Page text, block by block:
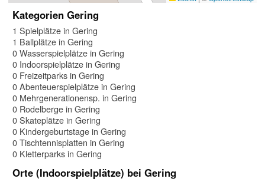
Kategorien Gering
1 Spielplätze in Gering
1 Ballplätze in Gering
0 Wasserspielplätze in Gering
0 Indoorspielplätze in Gering
0 Freizeitparks in Gering
0 Abenteuerspielplätze in Gering
0 Mehrgenerationensp. in Gering
0 Rodelberge in Gering
0 Skateplätze in Gering
0 Kindergeburtstage in Gering
0 Tischtennisplatten in Gering
0 Kletterparks in Gering
Orte (Indoorspielplätze) bei Gering